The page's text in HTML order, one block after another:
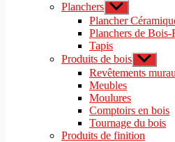
Planchers Afficher
le
sous-
menu
Plancher
Planchers de Bois-
Tapis
Produits de bois Afficher
le
sous-
Revêtements
Meubles
Moulures
Comptoirs en bois
Tournage du bois
Produits de finition